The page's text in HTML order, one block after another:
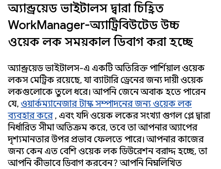
অ্যান্ড্রয়েড ভাইটালস দ্বারা চিহ্নিত
WorkManager-অ্যাট্রিবিউটেড উচ্চ
ওয়েক লক সময়কাল ডিবাগ করা হচ্ছে
অ্যান্ড্রয়েড ভাইটালস-এ একটি অতিরিক্ত পার্শিয়াল ওয়েক
লকস মেট্রিক রয়েছে, যা ব্যাটারি ড্রেনের জন্য দায়ী ওয়েক
লকগুলোকে তুলে ধরে। আপনি জেনে অবাক হতে পারেন
যে,ওয়ার্কম্যানেজার টাস্ক সম্পাদনের জন্য ওয়েক লক
ব্যবহার করে, এবং যদি ওয়েক লকের সংখ্যা গুগল প্লে দ্বারা
নির্ধারিত সীমা অতিক্রম করে, তবে তা আপনার অ্যাপের
দৃশ্যমানতার উপর প্রভাব ফেলতে পারে। আপনার কাজের
জন্য কেন এত বেশি ওয়েক লক ডিউরেশন বরাদ্দ হচ্ছে, তা
আপনি কীভাবে ডিবাগ করবেন? আপনি নিম্নলিখিত